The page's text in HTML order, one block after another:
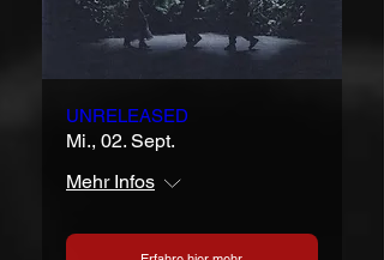
UNRELEASED
Mi., 02. Sept.
Mehr Infos